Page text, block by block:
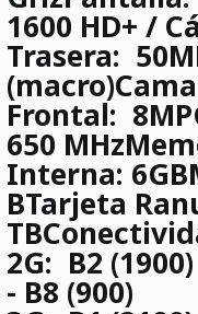
1600 HD+ /
Trasera:
(macro)
Frontal: 8MP
650 MHz
Interna: 6GB
BTarjeta
TB
2G: B2
- B8 (900)